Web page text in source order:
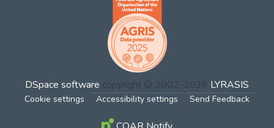
DSpace software copyright © 2002-2026 LYRASIS
Cookie settings Accessibility settings Send Feedback